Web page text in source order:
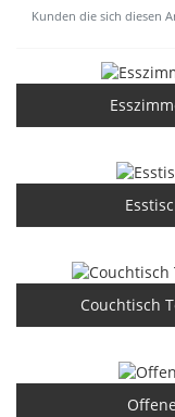
Kunden die sich diesen
Couchtisch